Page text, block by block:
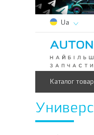
Ua
Каталог